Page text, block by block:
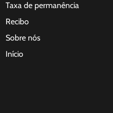
Taxa de permanência
Recibo
Sobre nós
Início